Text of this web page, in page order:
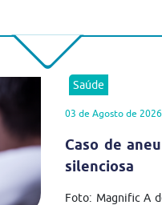
Saúde
03 de Agosto de 2026
Caso de
silenciosa
Foto: Magnific A